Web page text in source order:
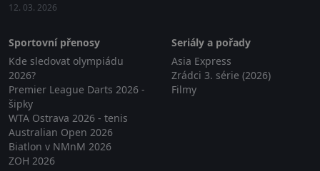
12. 03. 2026
Sportovní přenosy
Kde sledovat olympiádu
2026?
Premier League Darts 2026 -
šipky
WTA Ostrava 2026 - tenis
Australian Open 2026
Biatlon v NMnM 2026
ZOH 2026
Seriály a pořady
Asia Express
Zrádci 3. série (2026)
Filmy